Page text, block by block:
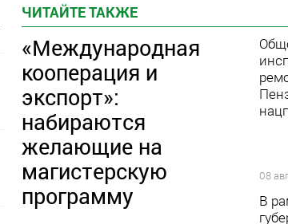
ЧИТАЙТЕ ТАКЖЕ
«Международная
кооперация и
экспорт»:
набираются
желающие на
магистерскую
программу
08
В